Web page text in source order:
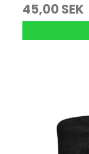
45,00 SEK